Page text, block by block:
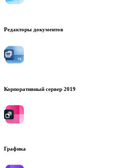
Редакторы документов
Корпоративный сервер 2019
Графика